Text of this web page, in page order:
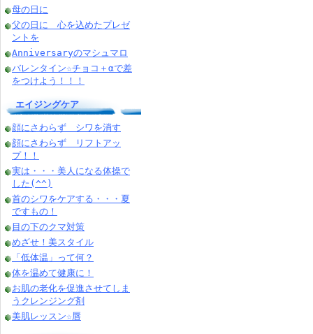
母の日に
父の日に 心を込めたプレゼ
ントを
Anniversaryのマシュマロ
バレンタイン☆チョコ＋αで差
をつけよう！！！
エイジングケア
顔にさわらず シワを消す
顔にさわらず リフトアッ
プ！！
実は・・・美人になる体操で
した(^^)
首のシワをケアする・・・夏
ですもの！
目の下のクマ対策
めざせ！美スタイル
「低体温」って何？
体を温めて健康に！
お肌の老化を促進させてしま
うクレンジング剤
美肌レッスン☆唇